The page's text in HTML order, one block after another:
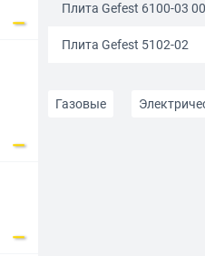
Плита Gefest 6100-03
Плита Gefest 5102-02
Газовые